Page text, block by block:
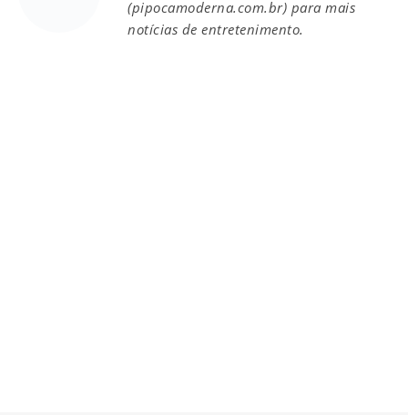
(pipocamoderna.com.br) para mais
notícias de entretenimento.